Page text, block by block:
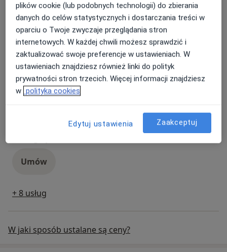
Umów
Leczenie próchnicy
Szczegółyleczenie próchnicy
Umów
Popularna
Usuwanie kamienia nazębnego
Umów
Popularna
+ 8 usług
W jaki sposób ustalane są ceny?
plików cookie (lub podobnych technologii) do zbierania
danych do celów statystycznych i dostarczania treści w
oparciu o Twoje zwyczaje przeglądania stron
internetowych. W każdej chwili możesz sprawdzić i
zaktualizować swoje preferencje w ustawieniach. W
ustawieniach znajdziesz również linki do polityk
prywatności stron trzecich. Więcej informacji znajdziesz
w polityka cookies
Edytuj ustawienia Zaakceptuj